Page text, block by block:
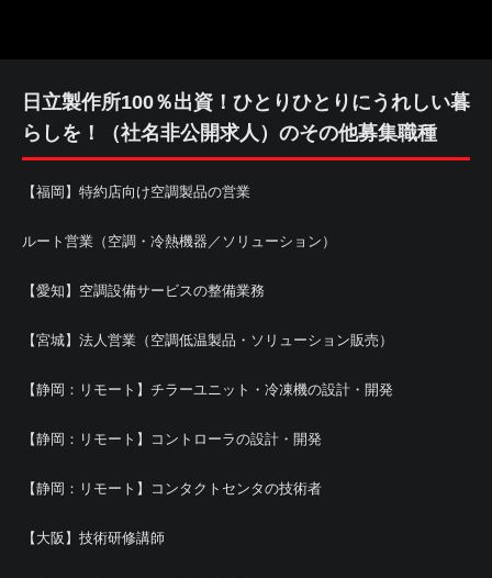
日立製作所100％出資！ひとりひとりにうれしい暮
らしを！（社名非公開求人）のその他募集職種
【福岡】特約店向け空調製品の営業
ルート営業（空調・冷熱機器／ソリューション）
【愛知】空調設備サービスの整備業務
【宮城】法人営業（空調低温製品・ソリューション販売）
【静岡：リモート】チラーユニット・冷凍機の設計・開発
【静岡：リモート】コントローラの設計・開発
【静岡：リモート】コンタクトセンタの技術者
【大阪】技術研修講師